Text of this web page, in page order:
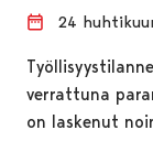
24
verrattuna
on laskenut